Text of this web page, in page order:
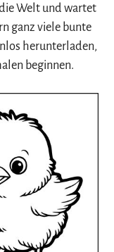
Welt und wartet
ganz viele bunte
herunterladen,
beginnen.